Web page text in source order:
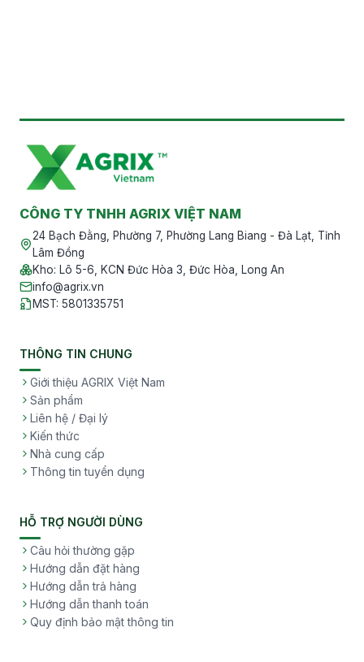
CÔNG TY TNHH AGRIX VIỆT NAM
24 Bạch Đằng, Phường 7, Phường Lang Biang - Đà Lạt, Tỉnh
Lâm Đồng
Kho: Lô 5-6, KCN Đức Hòa 3, Đức Hòa, Long An
info@agrix.vn
MST: 5801335751
THÔNG TIN CHUNG
Giới thiệu AGRIX Việt Nam
Sản phẩm
Liên hệ / Đại lý
Kiến thức
Nhà cung cấp
Thông tin tuyển dụng
HỖ TRỢ NGƯỜI DÙNG
Câu hỏi thường gặp
Hướng dẫn đặt hàng
Hướng dẫn trả hàng
Hướng dẫn thanh toán
Quy định bảo mật thông tin